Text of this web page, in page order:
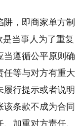
，即商家单方制
当事人为了重复
当遵循公平原则确
任等与对方有重大
行提示或者说明
条款不成为合同
加重对方责任、